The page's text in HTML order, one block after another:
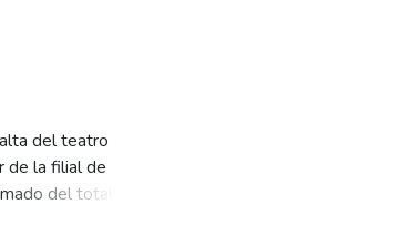
del teatro
de la filial de
del total de